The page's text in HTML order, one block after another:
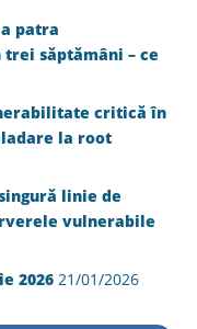
a patra
săptămâni – ce
critică în
la root
singură linie de
vulnerabile
2026 21/01/2026